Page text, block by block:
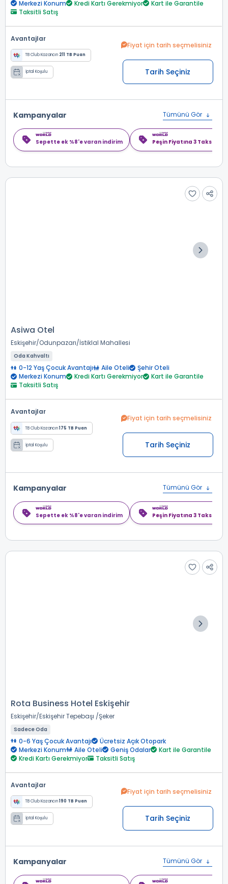
Merkezi Konum Kredi Kartı Gerekmiyor
Kart ile Garantile
Taksitli Satış
Avantajlar
TB Club Kazancın 211 TB Puan
İptal Koşulu
Fiyat için tarih seçmelisiniz
Tarih Seçiniz
Kampanyalar Tümünü Gör
Sepette ek %8'e varan indirim Peşin Fiyatına 3 Taksit
Asiwa Otel
Eskişehir Odunpazarı İstiklal Mahallesi
Oda Kahvaltı
0-12 Yaş Çocuk Avantajı Aile Oteli
Şehir Oteli
Merkezi Konum
Kredi Kartı Gerekmiyor
Kart ile Garantile
Taksitli Satış
Avantajlar
TB Club Kazancın175 TB Puan
İptal Koşulu
Fiyat için tarih seçmelisiniz
Tarih Seçiniz
Kampanyalar Tümünü Gör
Sepette ek %8'e varan indirim Peşin Fiyatına 3 Taksit
Rota Business Hotel Eskişehir
Eskişehir Eskişehir Tepebaşı Şeker
Sadece Oda
0-6 Yaş Çocuk Avantajı
Ücretsiz Açık Otopark
Merkezi Konum
Aile Oteli Geniş Odalar
Kart ile Garantile
Kredi Kartı Gerekmiyor
Taksitli Satış
Avantajlar
TB Club Kazancın190 TB Puan
İptal Koşulu
Fiyat için tarih seçmelisiniz
Tarih Seçiniz
Kampanyalar Tümünü Gör